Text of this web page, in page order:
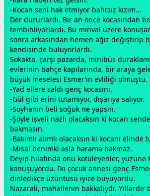
-Kocan seni hak etmiyor bahtsız kızım…
Der dururlardı. Bir an önce kocasından
tembihliyorlardı. Bu minval üzere
sonra arkasından hemen ağız değiştirip
kendisinde buluyorlardı.
Sokakta, çarşı pazarda, minibüs
evlerinin bahçe kapılarında, bir araya
büyük meselesi Esmer’in evliliği olmuştu.
-Yad ellere saldı genç kocasını.
-Gül gibi erini tutamıyor, dışarıya salıyor.
-Soyhanın beli soğuk ne yapsın.
-Şöyle işveli nazlı olacaksın ki kocan
bakmasın.
-Bakımlı alımlı olacaksın ki kocanı elinde
-Misal benimki asla harama bakmaz.
Deyip hilafında onu kötüleyenler, yüzüne
konuşuyordu. İki çocuk annesi genç
dinledikçe üzüntüsü iyice büyüyordu.
Nazarali, mahallenin bakkalıydı.